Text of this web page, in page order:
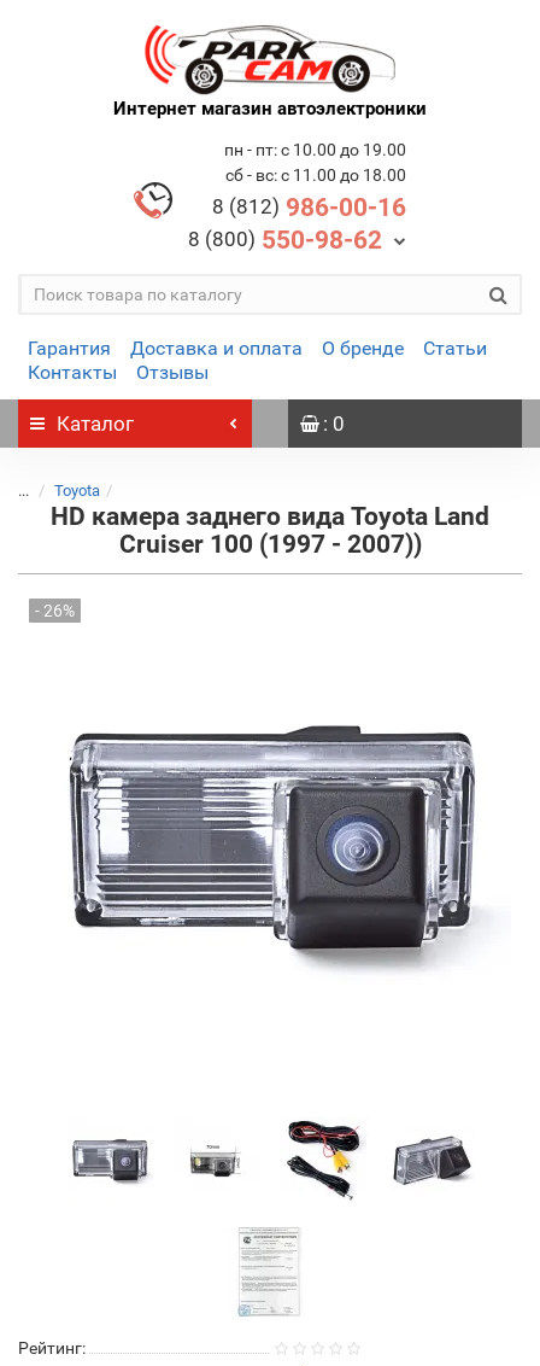
Интернет магазин автоэлектроники
пн - пт: с 10.00 до 19.00
сб - вс: с 11.00 до 18.00
8 (812) 986-00-16
8 (800) 550-98-62
Гарантия Доставка и оплата О бренде
Статьи
Контакты
Отзывы
Каталог : 0
... Toyota
HD камера заднего вида Toyota Land
Cruiser 100 (1997 - 2007))
- 26%
Рейтинг: